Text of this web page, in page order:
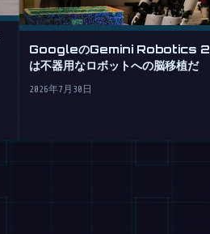
GoogleのGemini Robotics 2
は不器用なロボットへの脳移植だ
2026年7月30日